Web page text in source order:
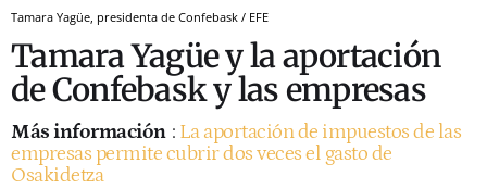
Tamara Yagüe, presidenta de Confebask / EFE
Tamara Yagüe y la aportación
de Confebask y las empresas
Más información : La aportación de impuestos de las
empresas permite cubrir dos veces el gasto de
Osakidetza